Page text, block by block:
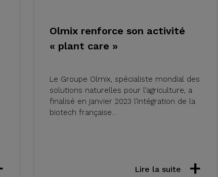
Olmix renforce son activité
« plant care »
Le Groupe Olmix, spécialiste mondial des
solutions naturelles pour l’agriculture, a
finalisé en janvier 2023 l’intégration de la
biotech française...
Lire la suite